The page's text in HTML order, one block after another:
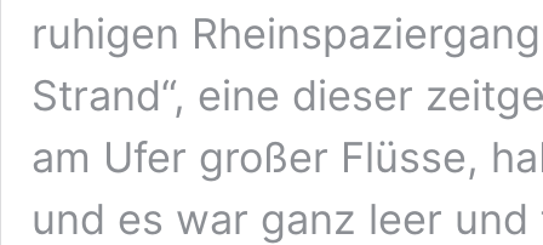
ruhigen
Strand“, eine dieser
am Ufer großer Flüsse,
und es war ganz leer